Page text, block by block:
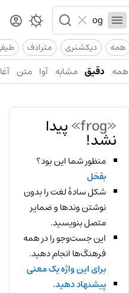
همه دیکشنری مترادف
همه دقیق مشابه آوا متن
«frog» پیدا
نشد!
منظور شما این بود؟
بقخل
شکل سادهٔ لغت را بدون
نوشتن وندها و ضمایر
متصل بنویسید.
این جست‌وجو را در همه
فرهنگ‌ها انجام دهید.
برای این واژه یک معنی
پیشنهاد دهید.